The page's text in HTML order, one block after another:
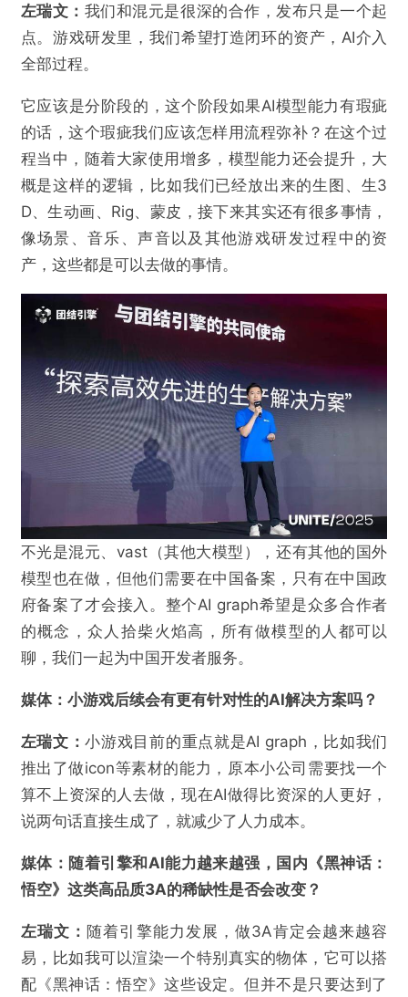
左瑞文： 我们和混元是很深的合作，发布只是一个起
点。游戏研发里，我们希望打造闭环的资产，AI介入
全部过程。
它应该是分阶段的，这个阶段如果AI模型能力有瑕疵
的话，这个瑕疵我们应该怎样用流程弥补？在这个过
程当中，随着大家使用增多，模型能力还会提升，大
概是这样的逻辑，比如我们已经放出来的生图、生3
D、生动画、Rig、蒙皮，接下来其实还有很多事情，
像场景、音乐、声音以及其他游戏研发过程中的资
产，这些都是可以去做的事情。
不光是混元、vast（其他大模型），还有其他的国外
模型也在做，但他们需要在中国备案，只有在中国政
府备案了才会接入。整个AI graph希望是众多合作者
的概念，众人拾柴火焰高，所有做模型的人都可以
聊，我们一起为中国开发者服务。
媒体： 小游戏后续会有更有针对性的AI解决方案吗？
左瑞文：小游戏目前的重点就是AI graph，比如我们
推出了做icon等素材的能力，原本小公司需要找一个
算不上资深的人去做，现在AI做得比资深的人更好，
说两句话直接生成了，就减少了人力成本。
媒体： 随着引擎和AI能力越来越强，国内《黑神话：
悟空》这类高品质3A的稀缺性是否会改变？
左瑞文： 随着引擎能力发展，做3A肯定会越来越容
易，比如我可以渲染一个特别真实的物体，它可以搭
配《黑神话：悟空》这些设定。但并不是只要达到了